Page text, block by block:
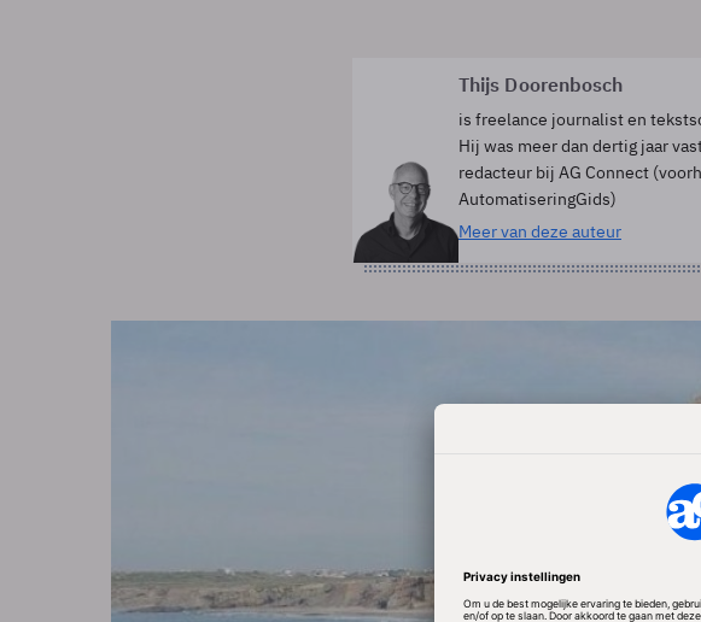
Thijs Doorenbosch
is freelance journalist en
Hij was meer dan dertig jaar
redacteur bij AG Connect
AutomatiseringGids)
Meer van deze auteur